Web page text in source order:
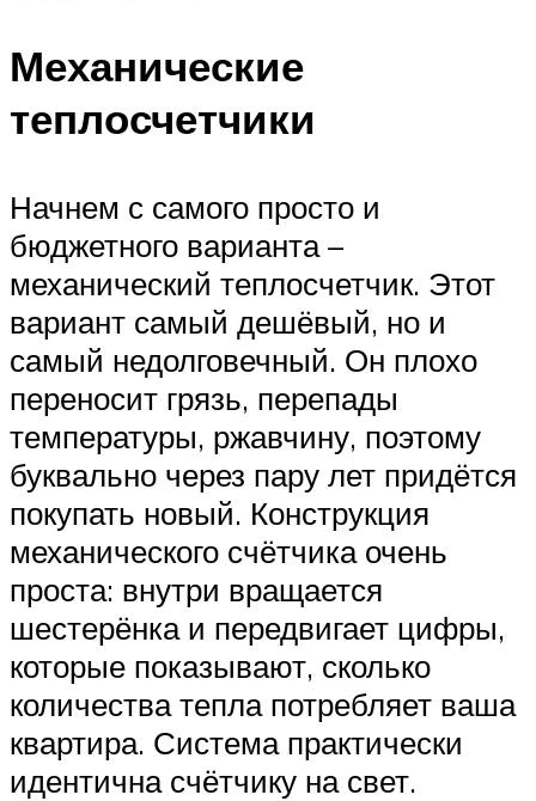
Механические
теплосчетчики
Начнем с самого просто и
бюджетного варианта –
механический теплосчетчик. Этот
вариант самый дешёвый, но и
самый недолговечный. Он плохо
переносит грязь, перепады
температуры, ржавчину, поэтому
буквально через пару лет придётся
покупать новый. Конструкция
механического счётчика очень
проста: внутри вращается
шестерёнка и передвигает цифры,
которые показывают, сколько
количества тепла потребляет ваша
квартира. Система практически
идентична счётчику на свет.